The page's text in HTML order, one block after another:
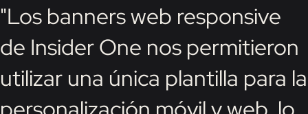
"Los banners web responsive
de Insider One nos permitieron
utilizar una única plantilla para la